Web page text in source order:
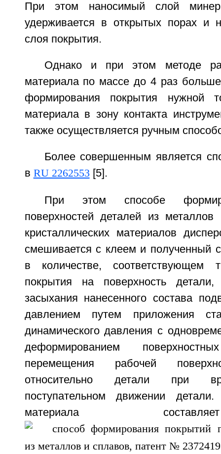
При этом наносимый слой
удерживается в открытых порах и
слоя покрытия.
Однако и при этом методе
материала по массе до 4 раз
формирования покрытия нужной
материала в зону контакта
также осуществляется ручным
Более совершенным является
в RU 2262553 [5].
При этом способе
поверхностей деталей из
кристаллических материалов
смешивается с клеем и полученный
в количестве, соответствующем
покрытия на поверхность
засыхания нанесенного состава
давлением путем приложения
динамического давления с
деформированием
перемещения рабочей
относительно детали при
поступательном движении
материала